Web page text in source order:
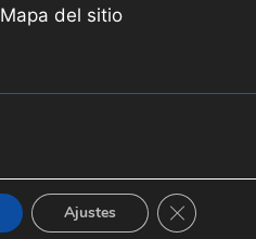
Mapa del sitio
Ajustes Cerrar el